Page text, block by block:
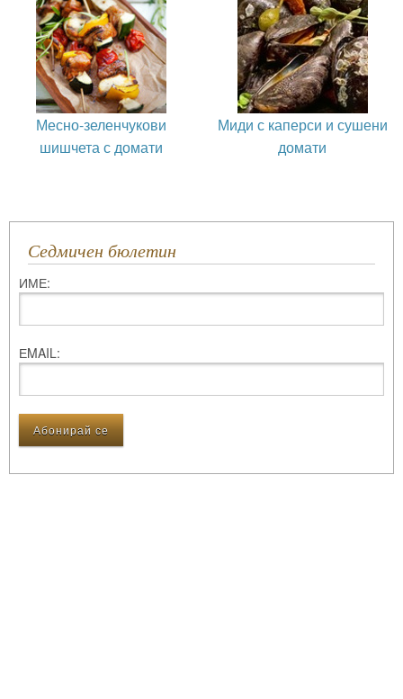
Месно-зеленчукови
шишчета с домати
Миди с каперси и сушени
домати
Седмичен бюлетин
ИМЕ:
ЕMAIL: